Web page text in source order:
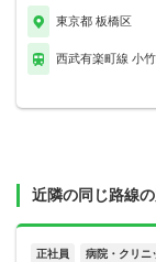
東京都 板橋区
西武有楽町線 小
近隣の同じ路線
正社員 病院・クリニ